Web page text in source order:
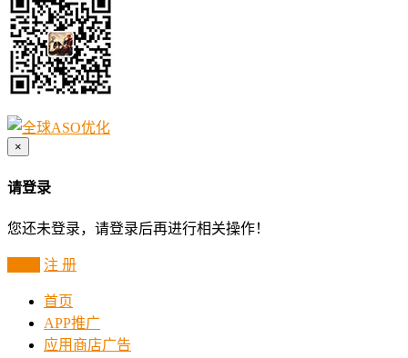
×
请登录
您还未登录，请登录后再进行相关操作！
注 册
首页
APP推广
应用商店广告